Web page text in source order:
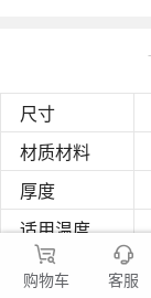
尺寸
材质材料
厚度
适用温度
购物车 客服